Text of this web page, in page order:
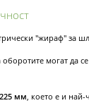
"жираф" за
оборотите могат да
мм , което е и